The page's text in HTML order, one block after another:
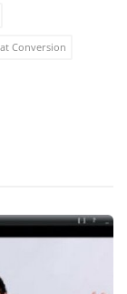
Conversion